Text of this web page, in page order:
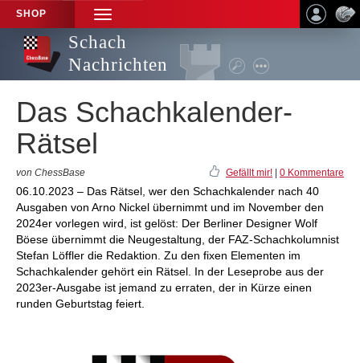
SHOP
TOGGLE
NAVIGATION
Schach
Nachrichten
Das Schachkalender-
Rätsel
von ChessBase Gefällt mir! 0 Kommentare
06.10.2023 – Das Rätsel, wer den Schachkalender nach 40
Ausgaben von Arno Nickel übernimmt und im November den
2024er vorlegen wird, ist gelöst: Der Berliner Designer Wolf
Böese übernimmt die Neugestaltung, der FAZ-Schachkolumnist
Stefan Löffler die Redaktion. Zu den fixen Elementen im
Schachkalender gehört ein Rätsel. In der Leseprobe aus der
2023er-Ausgabe ist jemand zu erraten, der in Kürze einen
runden Geburtstag feiert.